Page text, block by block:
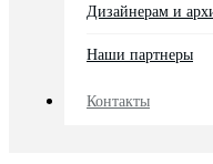
Дизайнерам и
Наши партнеры
Контакты